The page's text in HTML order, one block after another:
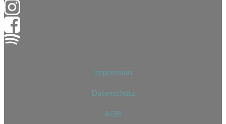
Impressum
Datenschutz
AGB